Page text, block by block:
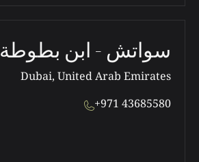
سواتش - ابن بطوطة
Dubai, United Arab Emirates
+971 43685580